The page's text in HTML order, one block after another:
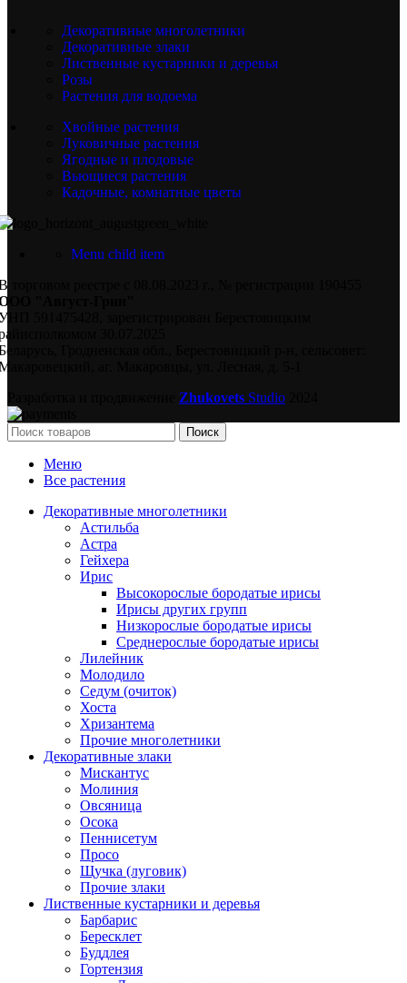
Декоративные многолетники
Декоративные злаки
Лиственные кустарники и деревья
Розы
Растения для водоема
Хвойные растения
Луковичные растения
Ягодные и плодовые
Вьющиеся растения
Кадочные, комнатные цветы
Menu child item
торговом реестре с 08.08.2023 г., № регистрации 190455
"Август-Грин"
591475428, зарегистрирован Берестовицким
30.07.2025
Гродненская обл., Берестовицкий р-н, сельсовет:
аг. Макаровцы, ул. Лесная, д. 5-1
Zhukovets Studio
Поиск
Меню
Все растения
Декоративные многолетники
Астильба
Астра
Гейхера
Ирис
Высокорослые бородатые ирисы
Ирисы других групп
Низкорослые бородатые ирисы
Среднерослые бородатые ирисы
Лилейник
Молодило
Седум (очиток)
Хоста
Хризантема
Прочие многолетники
Декоративные злаки
Мискантус
Молиния
Овсяница
Осока
Пеннисетум
Просо
Щучка (луговик)
Прочие злаки
Лиственные кустарники и деревья
Барбарис
Бересклет
Буддлея
Гортензия